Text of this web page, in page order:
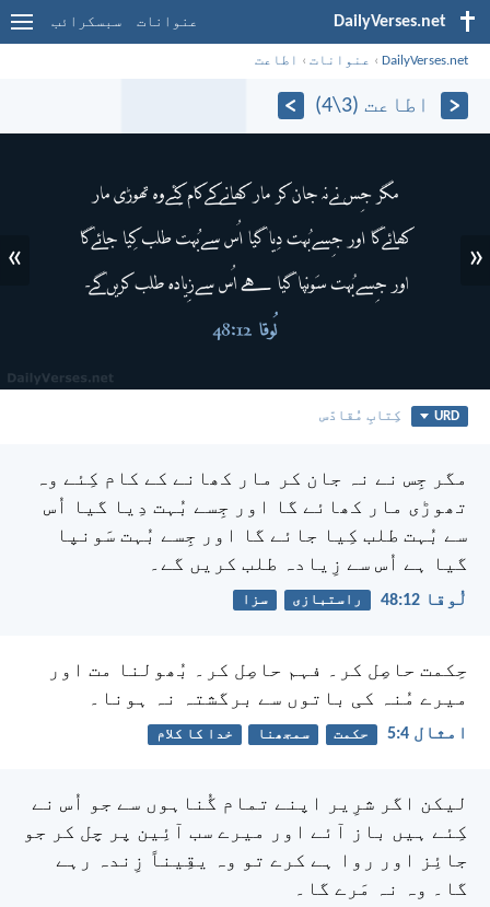
DailyVerses.net عنوانات سبسکرائب
DailyVerses.net
› عنوانات › اطاعت
اطاعت (3\4)
«
»
URD کِتابِ مُقادّس
مگر جِس نے نہ جان کر مار کھانے کے کام کِئے وہ
تھوڑی مار کھائے گا اور جِسے بُہت دِیا گیا اُس
سے بُہت طلب کِیا جائے گا اور جِسے بُہت سَونپا
گیا ہے اُس سے زِیادہ طلب کریں گے۔
لُوقا 12:‏48 راستبازی سزا
حِکمت حاصِل کر۔ فہم حاصِل کر۔ بُھولنا مت اور
میرے مُنہ کی باتوں سے برگشتہ نہ ہونا۔
امثال 4:‏5 حکمت سمجھنا خدا کا کلام
لیکن اگر شرِیر اپنے تمام گُناہوں سے جو اُس نے
کِئے ہیں باز آئے اور میرے سب آئِین پر چل کر جو
جائِز اور روا ہے کرے تو وہ یقِیناً زِندہ رہے
گا۔ وہ نہ مَرے گا۔